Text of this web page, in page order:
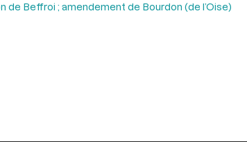
Beffroi ; amendement de Bourdon (de l’Oise)